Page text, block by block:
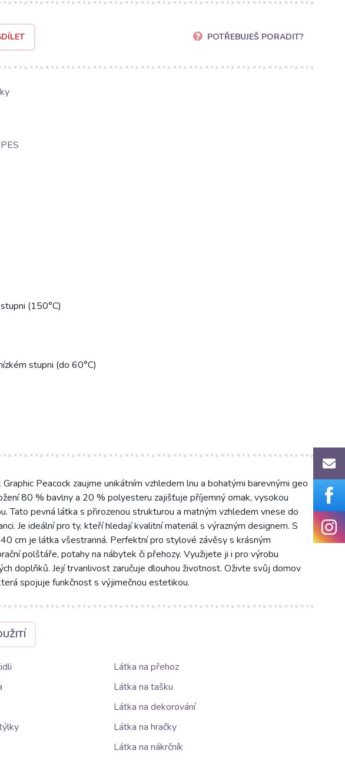
POTŘEBUJEŠ PORADIT?
(150°C)
stupni (do 60°C)
Peacock zaujme unikátním vzhledem lnu a bohatými barevnými geo
80 % bavlny a 20 % polyesteru zajišťuje příjemný omak, vysokou
Tato pevná látka s přirozenou strukturou a matným vzhledem vnese do
Je ideální pro ty, kteří hledají kvalitní materiál s výrazným designem. S
cm je látka všestranná. Perfektní pro stylové závěsy s krásným
polštáře, potahy na nábytek či přehozy. Využijete ji i pro výrobu
doplňků. Její trvanlivost zaručuje dlouhou životnost. Oživte svůj domov
spojuje funkčnost s výjimečnou estetikou.
Látka na přehoz
Látka na tašku
Látka na dekorování
Látka na hračky
Látka na nákrčník